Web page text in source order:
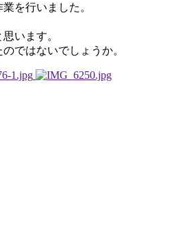
を行いました。
います。
ではないでしょうか。